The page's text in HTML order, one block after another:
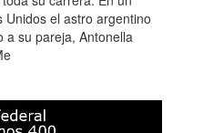
el astro argentino
a su pareja, Antonella